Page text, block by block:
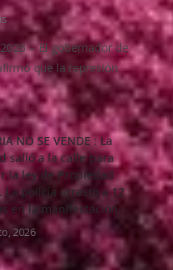
– El gobernador de
que la represión
NO SE VENDE : La
salió a la calle para
la ley de Propiedad
La policía arrestó a 12
en la manifestación.-
2026